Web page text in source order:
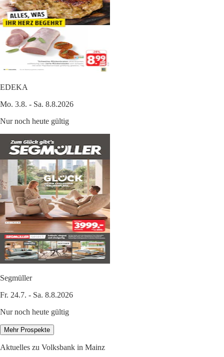
EDEKA
Mo. 3.8. - Sa. 8.8.2026
Nur noch heute gültig
Segmüller
Fr. 24.7. - Sa. 8.8.2026
Nur noch heute gültig
Mehr Prospekte
Aktuelles zu Volksbank in Mainz